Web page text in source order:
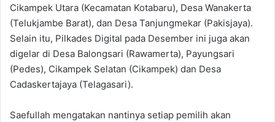
Cikampek Utara (Kecamatan Kotabaru), Desa Wanakerta
(Telukjambe Barat), dan Desa Tanjungmekar (Pakisjaya).
Selain itu, Pilkades Digital pada Desember ini juga akan
digelar di Desa Balongsari (Rawamerta), Payungsari
(Pedes), Cikampek Selatan (Cikampek) dan Desa
Cadaskertajaya (Telagasari).
Saefullah mengatakan nantinya setiap pemilih akan